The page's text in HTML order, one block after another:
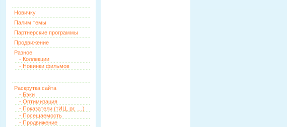
Новичку
Палим темы
Партнерские программы
Продвижение
Разное
- Коллекции
- Новинки фильмов
Раскрутка сайта
- Бэки
- Оптимизация
- Показатели (тИЦ, pr, …)
- Посещаемость
- Продвижение